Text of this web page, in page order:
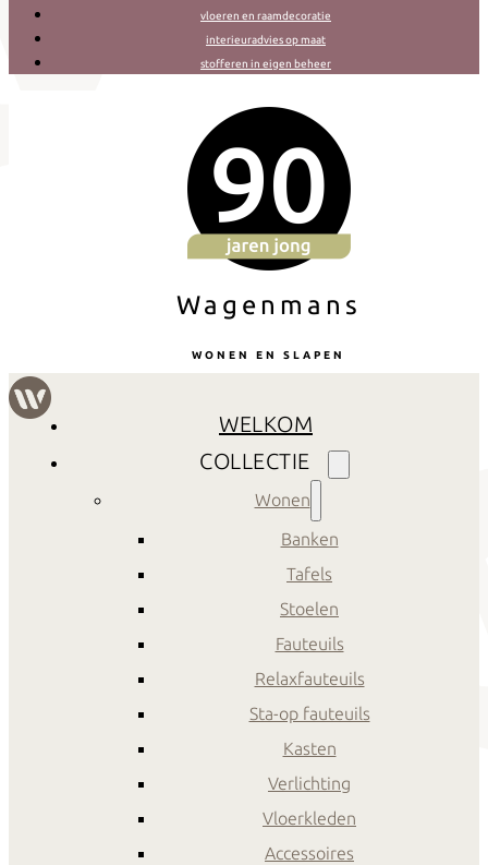
vloeren en raamdecoratie
interieuradvies op maat
stofferen in eigen beheer
Wagenmans
WONEN EN SLAPEN
WELKOM
COLLECTIE
Wonen
Banken
Tafels
Stoelen
Fauteuils
Relaxfauteuils
Sta-op fauteuils
Kasten
Verlichting
Vloerkleden
Accessoires